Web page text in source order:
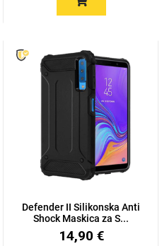
Defender II Silikonska Anti
Shock Maskica za S...
14,90 €
Apstraktni motivi
Dječji motivi